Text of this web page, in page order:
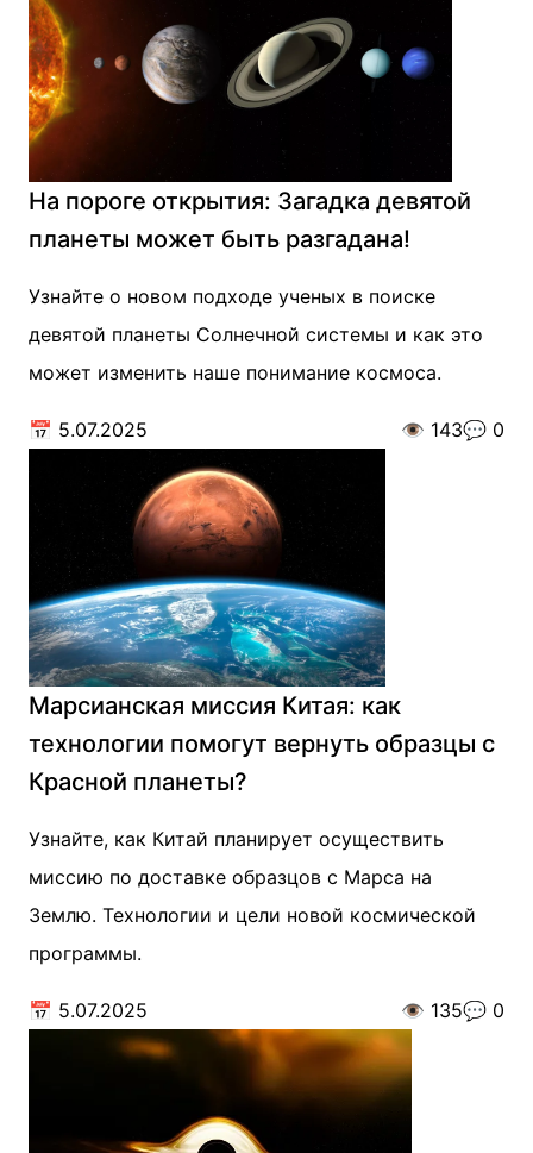
На пороге открытия: Загадка девятой
планеты может быть разгадана!
Узнайте о новом подходе ученых в поиске
девятой планеты Солнечной системы и как это
может изменить наше понимание космоса.
📅 5.07.2025 👁️ 143💬 0
Марсианская миссия Китая: как
технологии помогут вернуть образцы с
Красной планеты?
Узнайте, как Китай планирует осуществить
миссию по доставке образцов с Марса на
Землю. Технологии и цели новой космической
программы.
📅 5.07.2025 👁️ 135💬 0